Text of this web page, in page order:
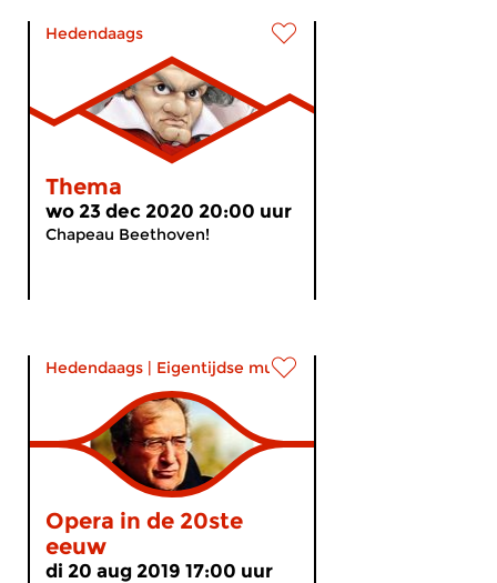
Hedendaags
Thema
wo 23 dec 2020 20:00 uur
Chapeau Beethoven!
Hedendaags | Eigentijdse muziek
Opera in de 20ste
eeuw
di 20 aug 2019 17:00 uur